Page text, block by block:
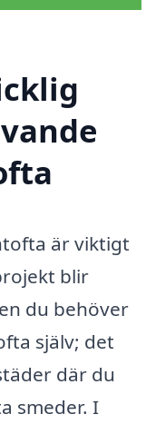
är viktigt
blir
du behöver
själv; det
där du
smeder. I